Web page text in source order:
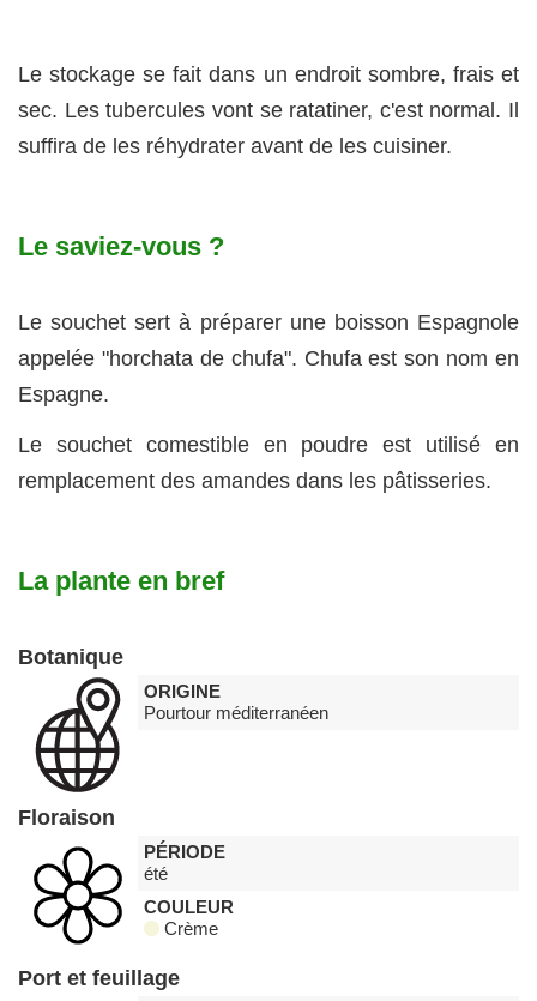
Le stockage se fait dans un endroit sombre, frais et
sec. Les tubercules vont se ratatiner, c'est normal. Il
suffira de les réhydrater avant de les cuisiner.
Le saviez-vous ?
Le souchet sert à préparer une boisson Espagnole
appelée "horchata de chufa". Chufa est son nom en
Espagne.
Le souchet comestible en poudre est utilisé en
remplacement des amandes dans les pâtisseries.
La plante en bref
Botanique
ORIGINE
Pourtour méditerranéen
Floraison
PÉRIODE
été
COULEUR
Crème
Port et feuillage